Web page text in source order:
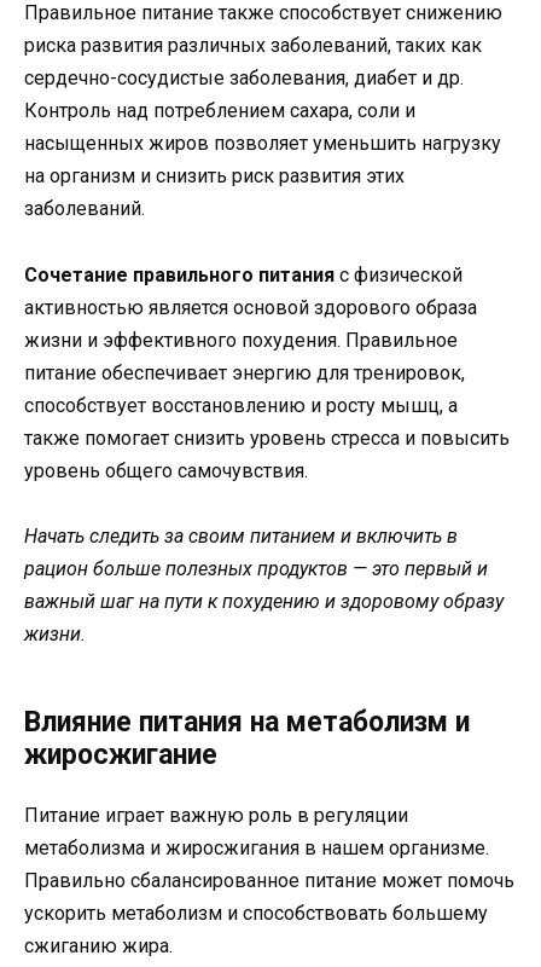
Правильное питание также способствует снижению
риска развития различных заболеваний, таких как
сердечно-сосудистые заболевания, диабет и др.
Контроль над потреблением сахара, соли и
насыщенных жиров позволяет уменьшить нагрузку
на организм и снизить риск развития этих
заболеваний.
Сочетание правильного питания с физической
активностью является основой здорового образа
жизни и эффективного похудения. Правильное
питание обеспечивает энергию для тренировок,
способствует восстановлению и росту мышц, а
также помогает снизить уровень стресса и повысить
уровень общего самочувствия.
Начать следить за своим питанием и включить в
рацион больше полезных продуктов — это первый и
важный шаг на пути к похудению и здоровому образу
жизни.
Влияние питания на метаболизм и
жиросжигание
Питание играет важную роль в регуляции
метаболизма и жиросжигания в нашем организме.
Правильно сбалансированное питание может помочь
ускорить метаболизм и способствовать большему
сжиганию жира.